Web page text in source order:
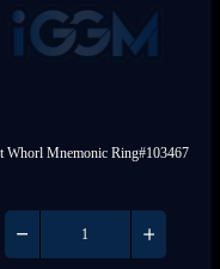
Whorl Mnemonic Ring#103467